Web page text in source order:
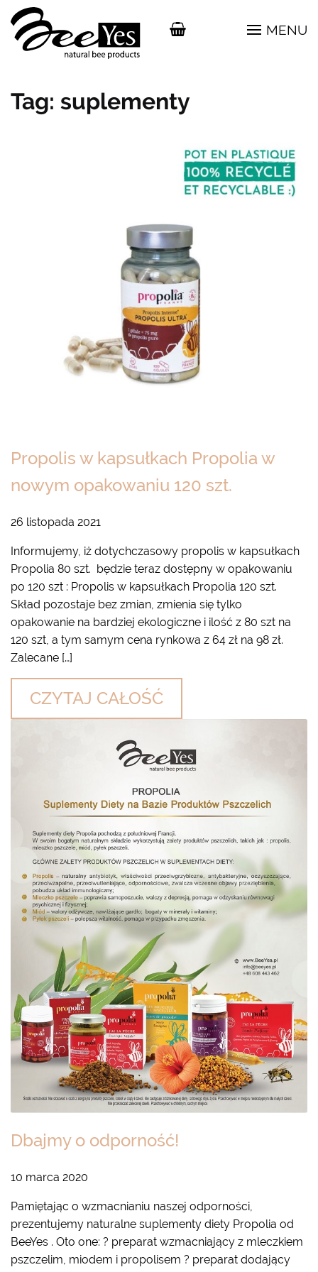
MENU
Tag: suplementy
Propolis w kapsułkach Propolia w
nowym opakowaniu 120 szt.
26 listopada 2021
Informujemy, iż dotychczasowy propolis w kapsułkach
Propolia 80 szt. będzie teraz dostępny w opakowaniu
po 120 szt : Propolis w kapsułkach Propolia 120 szt.
Skład pozostaje bez zmian, zmienia się tylko
opakowanie na bardziej ekologiczne i ilość z 80 szt na
120 szt, a tym samym cena rynkowa z 64 zł na 98 zł.
Zalecane […]
CZYTAJ CAŁOŚĆ
Dbajmy o odporność!
10 marca 2020
Pamiętając o wzmacnianiu naszej odporności,
prezentujemy naturalne suplementy diety Propolia od
BeeYes . Oto one: ? preparat wzmacniający z mleczkiem
pszczelim, miodem i propolisem ? preparat dodający